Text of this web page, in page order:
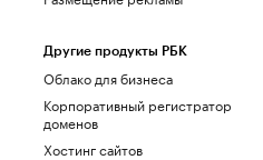
Другие продукты РБК
Облако для бизнеса
Корпоративный регистратор
доменов
Хостинг сайтов